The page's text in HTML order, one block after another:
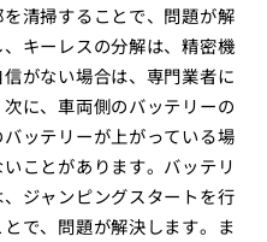
清掃することで、問題が解
キーレスの分解は、精密機
がない場合は、専門業者に
に、車両側のバッテリーの
ッテリーが上がっている場
ことがあります。バッテリ
ジャンピングスタートを行
で、問題が解決します。ま